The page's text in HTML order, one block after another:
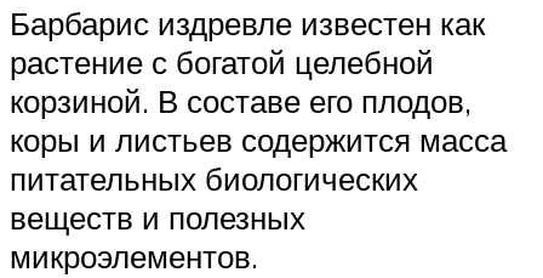
Барбарис издревле известен как
растение с богатой целебной
корзиной. В составе его плодов,
коры и листьев содержится масса
питательных биологических
веществ и полезных
микроэлементов.